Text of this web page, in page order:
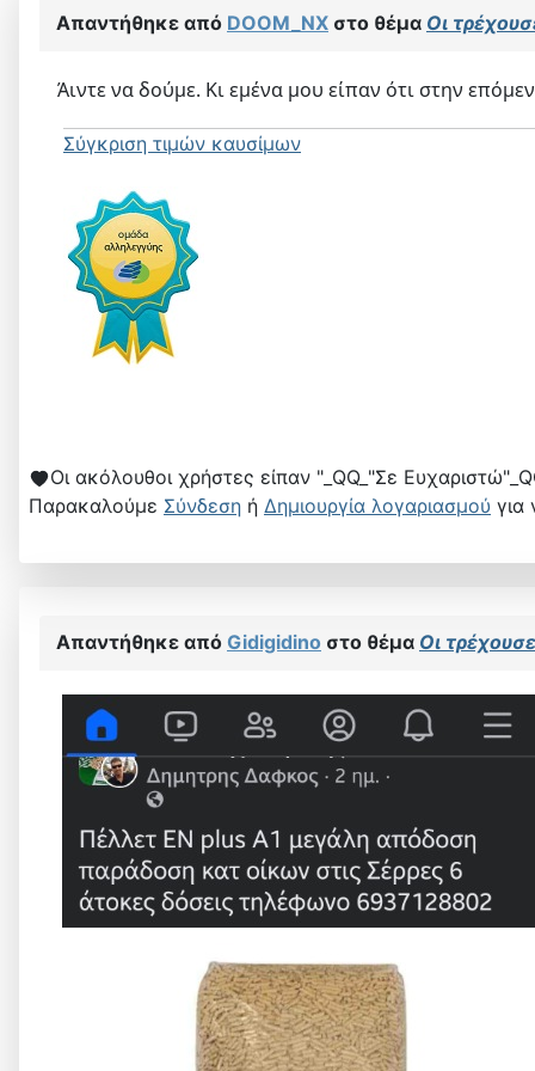
Απαντήθηκε από DOOM_NX στο θέμα Οι
Άιντε να δούμε. Κι εμένα μου είπαν ότι στην
Σύγκριση τιμών καυσίμων
Οι ακόλουθοι χρήστες είπαν "_QQ_"Σε
Παρακαλούμε Σύνδεση ή Δημιουργία λογαριασμού για
Απαντήθηκε από Gidigidino στο θέμα Οι